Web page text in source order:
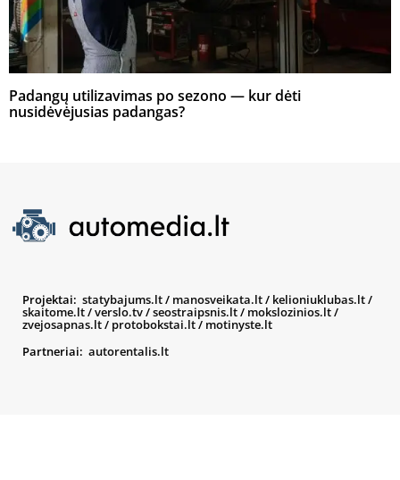
Padangų utilizavimas po sezono — kur dėti
nusidėvėjusias padangas?
Projektai: statybajums.lt/ manosveikata.lt/ kelioniuklubas.lt/
skaitome.lt/verslo.tv/seostraipsnis.lt/ mokslozinios.lt/
zvejosapnas.lt/ protobokstai.lt/ motinyste.lt
Partneriai: autorentalis.lt